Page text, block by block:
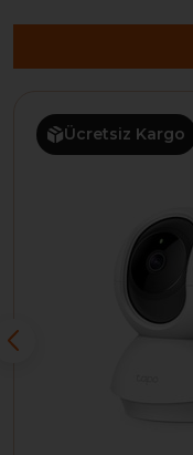
Ücretsiz Kargo